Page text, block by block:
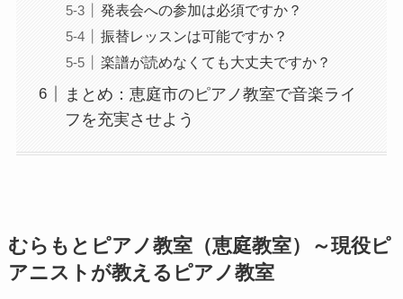
発表会への参加は必須ですか？
振替レッスンは可能ですか？
楽譜が読めなくても大丈夫ですか？
まとめ：恵庭市のピアノ教室で音楽ライ
フを充実させよう
むらもとピアノ教室（恵庭教室）～現役ピ
アニストが教えるピアノ教室